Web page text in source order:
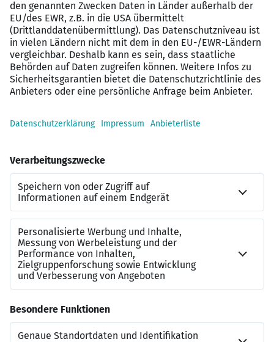
abwechslungsreiches Arbeiten durch wechselnde
interessante Projekte
Weitere Infos über unser Unternehmen findest du auf
derFacebookSeite:
(1) Tauber Holding Germany | Facebook sowie auf der
Hast du noch Fragen? Diese beantwortet dir Dieter Horn
gern unter +49 2571 958 84 45.
Tauber Geo-Consult Geowissenschaftler & Ingenieure
GmbH
Am Eggenkamp 18 | 48268 Greven
via Join oder per Mail.